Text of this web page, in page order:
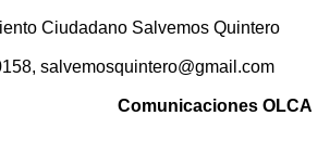
Ciudadano Salvemos Quintero
salvemosquintero@gmail.com
Comunicaciones OLCA